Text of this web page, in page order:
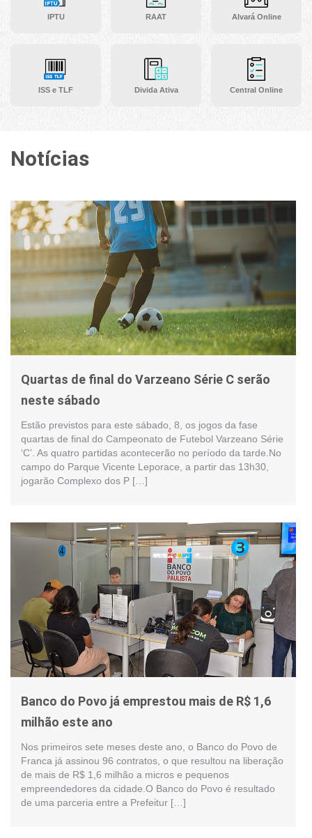
IPTU
ISS e TLF
RAAT
Divida Ativa
Alvará Online
Central Online
Notícias
Quartas de final do Varzeano Série C serão
neste sábado
Estão previstos para este sábado, 8, os jogos da fase
quartas de final do Campeonato de Futebol Varzeano Série
‘C’. As quatro partidas acontecerão no período da tarde.No
campo do Parque Vicente Leporace, a partir das 13h30,
jogarão Complexo dos P […]
Banco do Povo já emprestou mais de R$ 1,6
milhão este ano
Nos primeiros sete meses deste ano, o Banco do Povo de
Franca já assinou 96 contratos, o que resultou na liberação
de mais de R$ 1,6 milhão a micros e pequenos
empreendedores da cidade.O Banco do Povo é resultado
de uma parceria entre a Prefeitur […]